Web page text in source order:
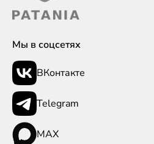
Мы в соцсетях
ВКонтакте
Telegram
MAX